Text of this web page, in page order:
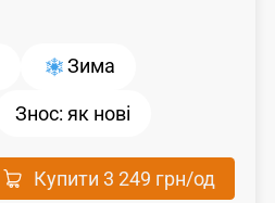
Зима
Знос: як новi
Купити3 249 грн/од